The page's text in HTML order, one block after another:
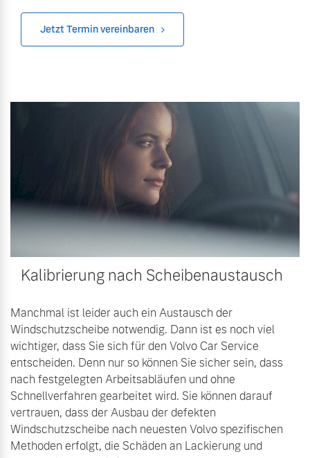
Jetzt Termin vereinbaren
Kalibrierung nach Scheibenaustausch
Manchmal ist leider auch ein Austausch der
Windschutzscheibe notwendig. Dann ist es noch viel
wichtiger, dass Sie sich für den Volvo Car Service
entscheiden. Denn nur so können Sie sicher sein, dass
nach festgelegten Arbeitsabläufen und ohne
Schnellverfahren gearbeitet wird. Sie können darauf
vertrauen, dass der Ausbau der defekten
Windschutzscheibe nach neuesten Volvo spezifischen
Methoden erfolgt, die Schäden an Lackierung und